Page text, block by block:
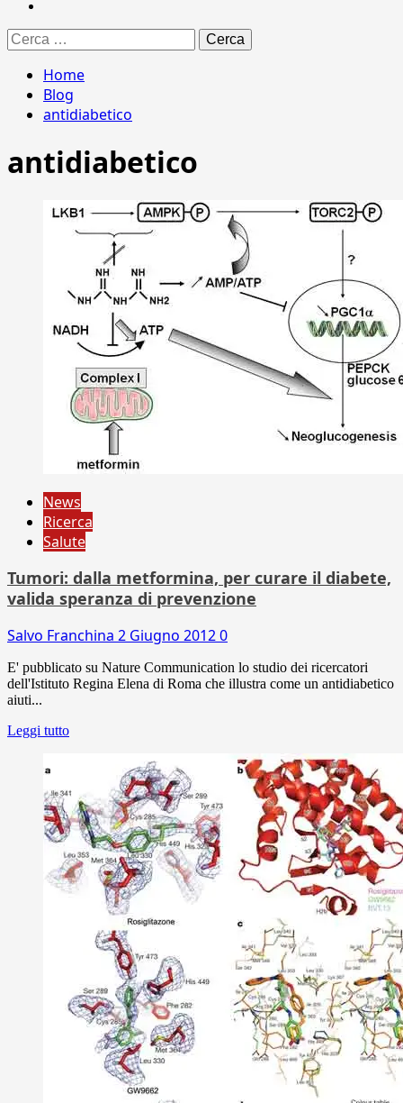
Ricerca
per:
Home
Blog
antidiabetico
antidiabetico
News
Ricerca
Salute
Tumori: dalla metformina, per curare il diabete,
valida speranza di prevenzione
Salvo Franchina 2 Giugno 20120
E' pubblicato su Nature Communication lo studio dei ricercatori
dell'Istituto Regina Elena di Roma che illustra come un antidiabetico
aiuti...
Leggi tutto